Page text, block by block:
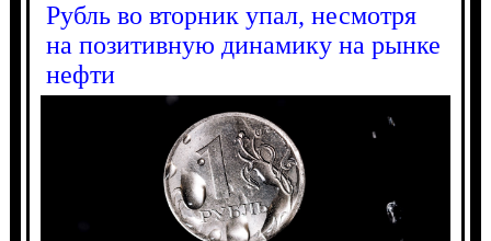
Рубль во вторник упал, несмотря
на позитивную динамику на рынке
нефти